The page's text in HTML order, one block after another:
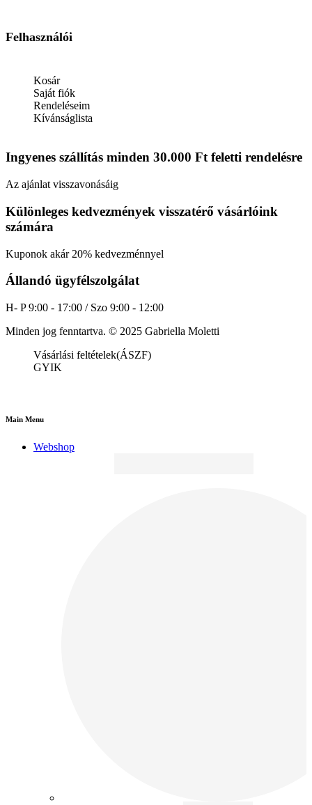
Felhasználói
Kosár
Saját fiók
Rendeléseim
Kívánságlista
Ingyenes szállítás minden 30.000 Ft feletti rendelésre
Az ajánlat visszavonásáig
Különleges kedvezmények visszatérő vásárlóink
számára
Kuponok akár 20% kedvezménnyel
Állandó ügyfélszolgálat
H- P 9:00 - 17:00 / Szo 9:00 - 12:00
Minden jog fenntartva. © 2025 Gabriella Moletti
Vásárlási feltételek(ÁSZF)
GYIK
Main Menu
Webshop